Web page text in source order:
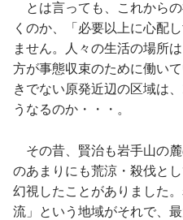
とは言っても、これから
くのか、「必要以上に心配
ません。人々の生活の場所
方が事態収束のために働い
きでない原発近辺の区域は
うなるのか・・・。
その昔、賢治も岩手山の
のあまりにも荒涼・殺伐と
幻視したことがありました
流」という地域がそれで、